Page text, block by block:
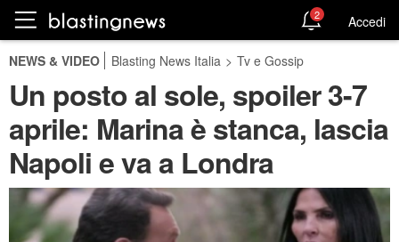
2 Accedi
NEWS & VIDEO Blasting News Italia > Tv e Gossip
Un posto al sole, spoiler 3-7
aprile: Marina è stanca, lascia
Napoli e va a Londra